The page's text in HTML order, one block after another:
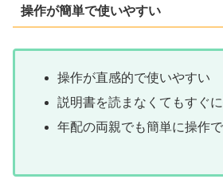
操作が簡単で使いやすい
操作が直感的で使いやすい
説明書を読まなくてもすぐ
年配の両親でも簡単に操作